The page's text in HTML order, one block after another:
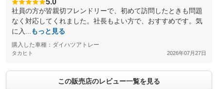
5.0
社員の方が皆親切フレンドリーで、初めて訪問したときも問題
なく対応してくれました。社長もよい方で、おすすめです。気
に入...
もっと見る
購入した車種：ダイハツアトレー
タカヒト 2026年07月27日
この販売店のレビュー一覧を見る